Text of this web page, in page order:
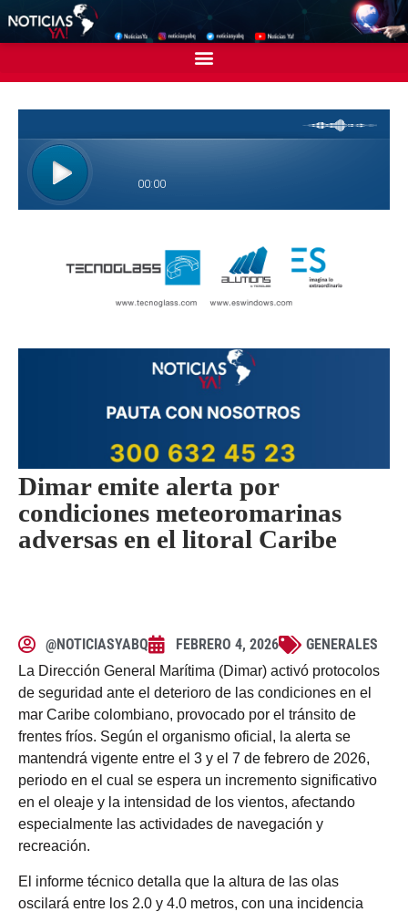
Dimar emite alerta por
condiciones meteoromarinas
adversas en el litoral Caribe
@NOTICIASYABQ FEBRERO 4, 2026 GENERALES
La Dirección General Marítima (Dimar) activó protocolos
de seguridad ante el deterioro de las condiciones en el
mar Caribe colombiano, provocado por el tránsito de
frentes fríos. Según el organismo oficial, la alerta se
mantendrá vigente entre el 3 y el 7 de febrero de 2026,
periodo en el cual se espera un incremento significativo
en el oleaje y la intensidad de los vientos, afectando
especialmente las actividades de navegación y
recreación.
El informe técnico detalla que la altura de las olas
oscilará entre los 2.0 y 4.0 metros, con una incidencia